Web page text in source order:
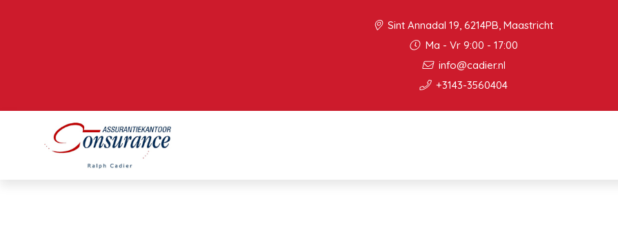
Sint Annadal 19, 6214PB, Maastricht
Ma - Vr 9:00 - 17:00
info@cadier.nl
+3143-3560404